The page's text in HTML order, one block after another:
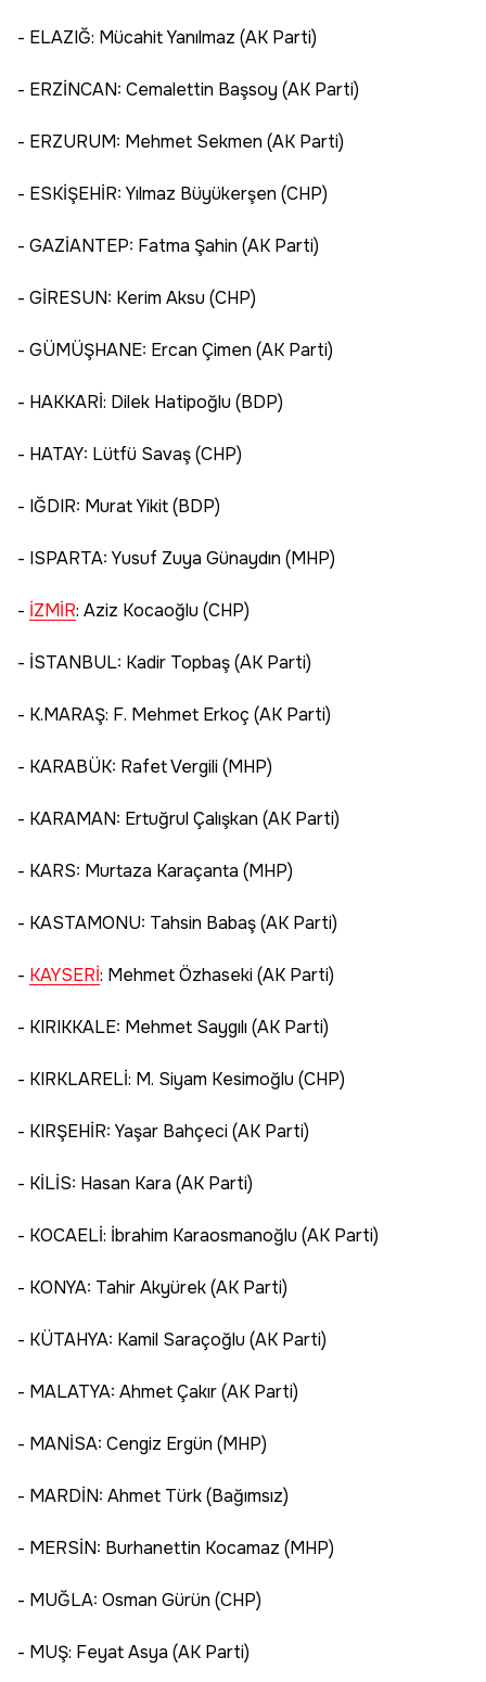
- ELAZIĞ: Mücahit Yanılmaz (AK Parti)
- ERZİNCAN: Cemalettin Başsoy (AK Parti)
- ERZURUM: Mehmet Sekmen (AK Parti)
- ESKİŞEHİR: Yılmaz Büyükerşen (CHP)
- GAZİANTEP: Fatma Şahin (AK Parti)
- GİRESUN: Kerim Aksu (CHP)
- GÜMÜŞHANE: Ercan Çimen (AK Parti)
- HAKKARİ: Dilek Hatipoğlu (BDP)
- HATAY: Lütfü Savaş (CHP)
- IĞDIR: Murat Yikit (BDP)
- ISPARTA: Yusuf Zuya Günaydın (MHP)
- İZMİR: Aziz Kocaoğlu (CHP)
- İSTANBUL: Kadir Topbaş (AK Parti)
- K.MARAŞ: F. Mehmet Erkoç (AK Parti)
- KARABÜK: Rafet Vergili (MHP)
- KARAMAN: Ertuğrul Çalışkan (AK Parti)
- KARS: Murtaza Karaçanta (MHP)
- KASTAMONU: Tahsin Babaş (AK Parti)
- KAYSERİ: Mehmet Özhaseki (AK Parti)
- KIRIKKALE: Mehmet Saygılı (AK Parti)
- KIRKLARELİ: M. Siyam Kesimoğlu (CHP)
- KIRŞEHİR: Yaşar Bahçeci (AK Parti)
- KİLİS: Hasan Kara (AK Parti)
- KOCAELİ: İbrahim Karaosmanoğlu (AK Parti)
- KONYA: Tahir Akyürek (AK Parti)
- KÜTAHYA: Kamil Saraçoğlu (AK Parti)
- MALATYA: Ahmet Çakır (AK Parti)
- MANİSA: Cengiz Ergün (MHP)
- MARDİN: Ahmet Türk (Bağımsız)
- MERSİN: Burhanettin Kocamaz (MHP)
- MUĞLA: Osman Gürün (CHP)
- MUŞ: Feyat Asya (AK Parti)